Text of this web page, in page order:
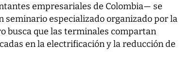
empresariales de Colombia— se
seminario especializado organizado por la
busca que las terminales compartan
en la electrificación y la reducción de